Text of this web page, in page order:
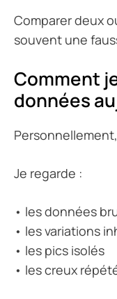
Comparer deux
souvent une
Comment
données
Je regarde :
• les données
• les variations
• les pics isolés
• les creux